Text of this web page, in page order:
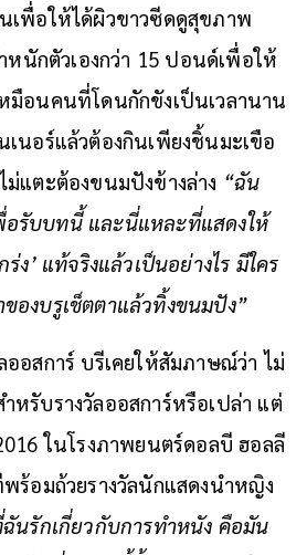
เพื่อให้ได้ผิวขาวซีดดูสุขภาพ
นักตัวเองกว่า 15 ปอนด์เพื่อให้
มือนคนที่โดนกักขังเป็นเวลานาน
เนอร์แล้วต้องกินเพียงชิ้นมะเขือ
ม่แตะต้องขนมปังข้างล่าง “ฉัน
รับบทนี้ และนี่แหละที่แสดงให้
ร่ง’ แท้จริงแล้วเป็นอย่างไร มีใคร
องบรูเช็ตตาแล้วทิ้งขนมปัง”
ออสการ์ บรีเคยให้สัมภาษณ์ว่า ไม่
หรับรางวัลออสการ์หรือเปล่า แต่
ในโรงภาพยนตร์ดอลบี ฮอลลี
ร้อมถ้วยรางวัลนักแสดงนำหญิง
ฉันรักเกี่ยวกับการทำหนัง คือมัน